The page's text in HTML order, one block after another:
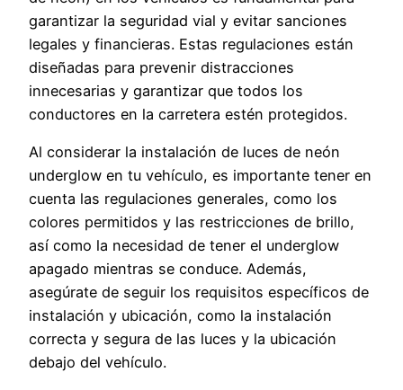
garantizar la seguridad vial y evitar sanciones
legales y financieras. Estas regulaciones están
diseñadas para prevenir distracciones
innecesarias y garantizar que todos los
conductores en la carretera estén protegidos.
Al considerar la instalación de luces de neón
underglow en tu vehículo, es importante tener en
cuenta las regulaciones generales, como los
colores permitidos y las restricciones de brillo,
así como la necesidad de tener el underglow
apagado mientras se conduce. Además,
asegúrate de seguir los requisitos específicos de
instalación y ubicación, como la instalación
correcta y segura de las luces y la ubicación
debajo del vehículo.